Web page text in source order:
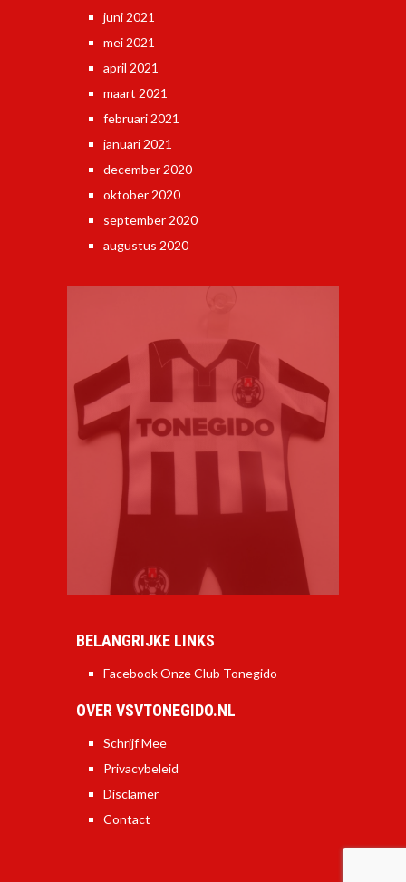
juni 2021
mei 2021
april 2021
maart 2021
februari 2021
januari 2021
december 2020
oktober 2020
september 2020
augustus 2020
BELANGRIJKE LINKS
Facebook Onze Club Tonegido
OVER VSVTONEGIDO.NL
Schrijf Mee
Privacybeleid
Disclamer
Contact